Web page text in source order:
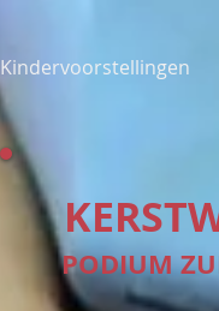
Kindervoorstellingen
PODIUM